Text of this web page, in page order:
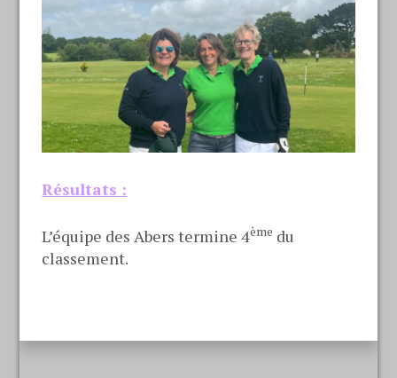
Résultats :
L’équipe des Abers termine 4ème du
classement.